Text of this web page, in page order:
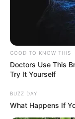
GOOD TO KNOW THIS
Doctors Use This
Try It Yourself
BUZZ DAY
What Happens If